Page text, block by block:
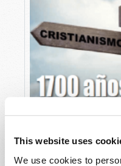
This website uses
We use cookies to